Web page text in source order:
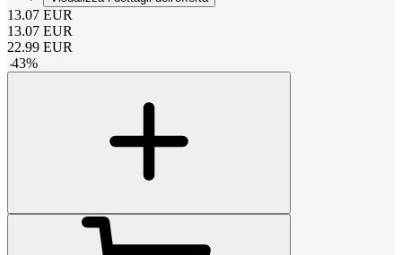
13.07 EUR
13.07 EUR
22.99 EUR
-43%